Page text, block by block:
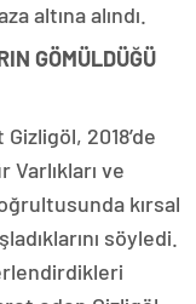
altına alındı.
GÖMÜLDÜĞÜ
2018’de
ve
kırsal
söyledi.